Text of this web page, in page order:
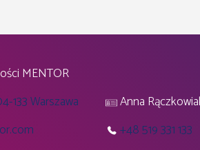
Konkurencja
Analiza SWOT
4P
MENTOR
133 Warszawa
Anna
+48 519 331 133